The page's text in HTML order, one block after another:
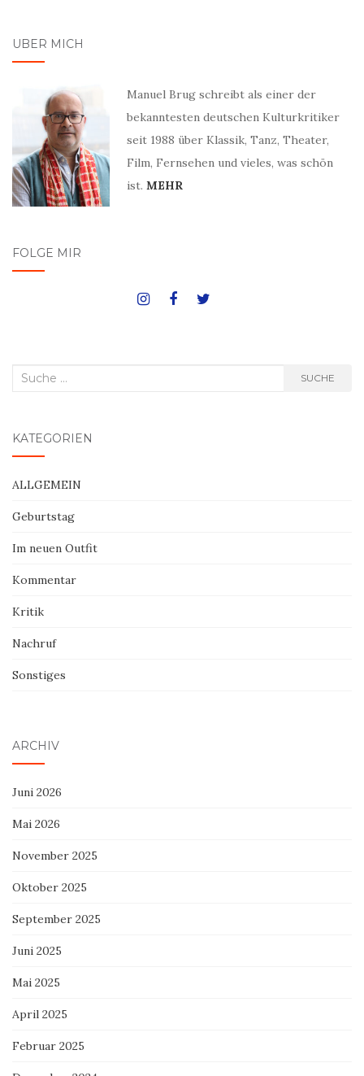
ÜBER MICH
Manuel Brug schreibt als einer der
bekanntesten deutschen Kulturkritiker
seit 1988 über Klassik, Tanz, Theater,
Film, Fernsehen und vieles, was schön
ist. MEHR
FOLGE MIR
Suche
SUCHE
KATEGORIEN
ALLGEMEIN
Geburtstag
Im neuen Outfit
Kommentar
Kritik
Nachruf
Sonstiges
ARCHIV
Juni 2026
Mai 2026
November 2025
Oktober 2025
September 2025
Juni 2025
Mai 2025
April 2025
Februar 2025